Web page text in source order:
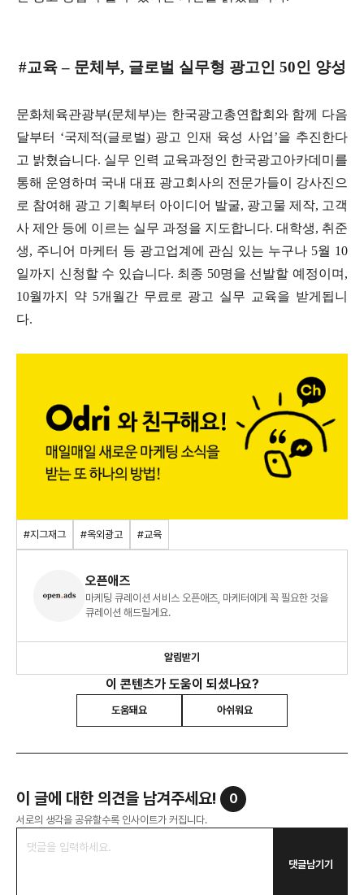
#교육 – 문체부, 글로벌 실무형 광고인 50인 양성
문화체육관광부(문체부)는 한국광고총연합회와 함께 다음
달부터 ‘국제적(글로벌) 광고 인재 육성 사업’을 추진한다
고 밝혔습니다. 실무 인력 교육과정인 한국광고아카데미를
통해 운영하며 국내 대표 광고회사의 전문가들이 강사진으
로 참여해 광고 기획부터 아이디어 발굴, 광고물 제작, 고객
사 제안 등에 이르는 실무 과정을 지도합니다. 대학생, 취준
생, 주니어 마케터 등 광고업계에 관심 있는 누구나 5월 10
일까지 신청할 수 있습니다. 최종 50명을 선발할 예정이며,
10월까지 약 5개월간 무료로 광고 실무 교육을 받게됩니
다.
#지그재그 #옥외광고 #교육
오픈애즈
마케팅 큐레이션 서비스 오픈애즈, 마케터에게 꼭 필요한 것을
큐레이션 해드릴게요.
알림받기
이 콘텐츠가 도움이 되셨나요?
도움돼요 아쉬워요
이 글에 대한 의견을 남겨주세요! 0
서로의 생각을 공유할수록 인사이트가 커집니다.
댓글남기기